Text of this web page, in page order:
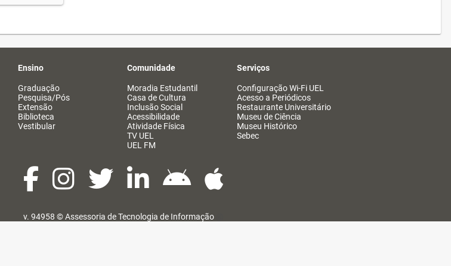
Ensino
Graduação
Pesquisa/Pós
Extensão
Biblioteca
Vestibular
Comunidade
Moradia Estudantil
Casa de Cultura
Inclusão Social
Acessibilidade
Atividade Física
TV UEL
UEL FM
Serviços
Configuração Wi-Fi UEL
Acesso a Periódicos
Restaurante Universitário
Museu de Ciência
Museu Histórico
Sebec
v. 94958 ©Assessoria de Tecnologia de Informação